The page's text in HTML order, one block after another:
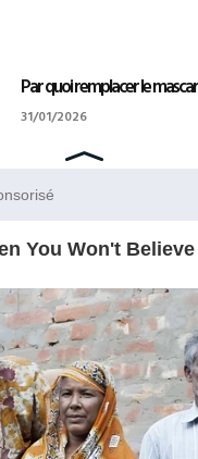
Par quoi remplacer le
31/01/2026
Comment ranger les
repas ?
29/01/2026